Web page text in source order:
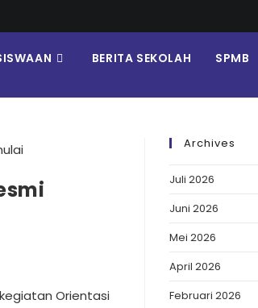
BERITA SEKOLAH SPMB
Orientasi
Archives
Juli 2026
Juni 2026
Mei 2026
April 2026
Februari 2026